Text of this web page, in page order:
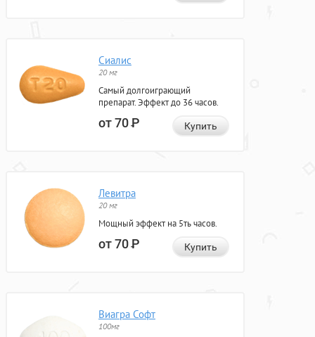
Сиалис
20 мг
Самый долгоиграющий
препарат. Эффект до 36 часов.
от 70Р Купить
Левитра
20 мг
Мощный эффект на 5ть часов.
от 70Р Купить
Виагра Софт
100мг